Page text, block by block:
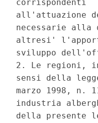
all'attuazione
necessarie
altresi'
sviluppo
2. Le regioni,
sensi della
marzo 1998, n.
industria
della presente